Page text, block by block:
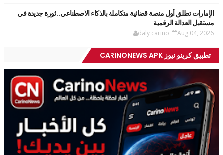
الإمارات تطلق أول منصة قضائية متكاملة بالذكاء الاصطناعي.. ثورة جديدة في
مستقبل العدالة الرقمية
daly carino Aug 04, 2026
تطبيق كرينو نيوز CARINONEWS APK